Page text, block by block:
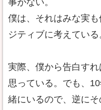
事がない。
僕は、それはみな実
ジティブに考えている
実際、僕から告白す
思っている。でも、
緒にいるので、逆に